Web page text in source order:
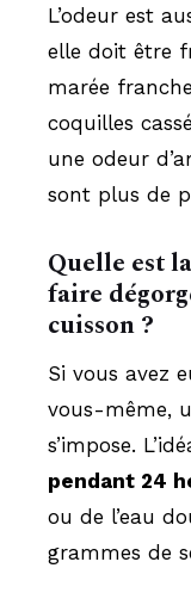
L’odeur est
elle doit être
marée
coquilles
une odeur
sont plus de
Quelle est
faire
cuisson ?
Si vous avez
vous-même,
s’impose.
pendant 24
ou de l’eau
grammes de